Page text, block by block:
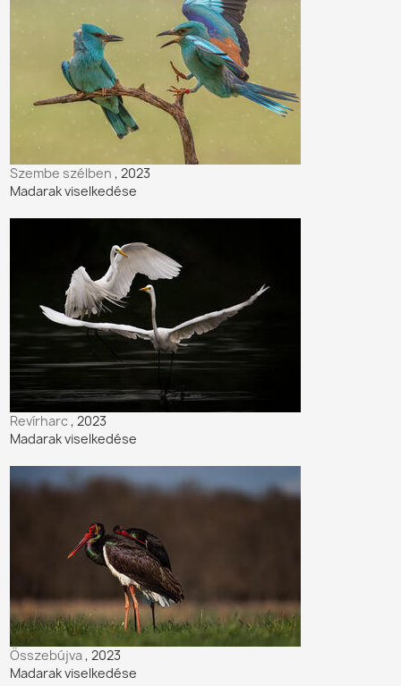
Szembe szélben, 2023
Madarak viselkedése
Revírharc, 2023
Madarak viselkedése
Összebújva, 2023
Madarak viselkedése